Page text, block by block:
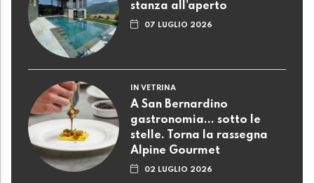
stanza all’aperto
07 LUGLIO 2026
IN VETRINA
A San Bernardino
gastronomia... sotto le
stelle. Torna la rassegna
Alpine Gourmet
02 LUGLIO 2026